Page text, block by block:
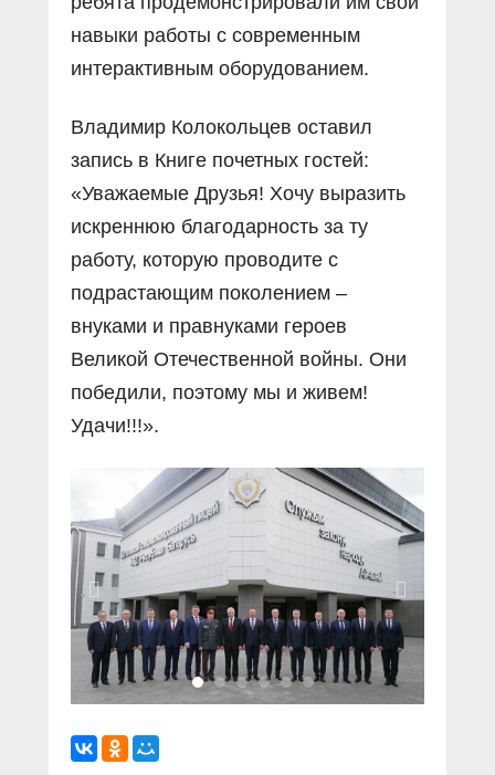
навыки работы с современным
интерактивным оборудованием.
Владимир Колокольцев оставил
запись в Книге почетных гостей:
«Уважаемые Друзья! Хочу выразить
искреннюю благодарность за ту
работу, которую проводите с
подрастающим поколением –
внуками и правнуками героев
Великой Отечественной войны. Они
победили, поэтому мы и живем!
Удачи!!!».